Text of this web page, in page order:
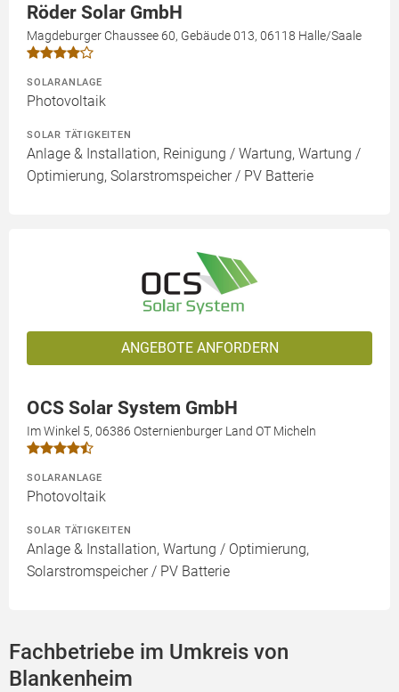
Röder Solar GmbH
Magdeburger Chaussee 60, Gebäude 013, 06118 Halle/Saale
SOLARANLAGE
Photovoltaik
SOLAR TÄTIGKEITEN
Anlage & Installation, Reinigung / Wartung, Wartung /
Optimierung, Solarstromspeicher / PV Batterie
ANGEBOTE ANFORDERN
OCS Solar System GmbH
Im Winkel 5, 06386 Osternienburger Land OT Micheln
SOLARANLAGE
Photovoltaik
SOLAR TÄTIGKEITEN
Anlage & Installation, Wartung / Optimierung,
Solarstromspeicher / PV Batterie
Fachbetriebe im Umkreis von
Blankenheim